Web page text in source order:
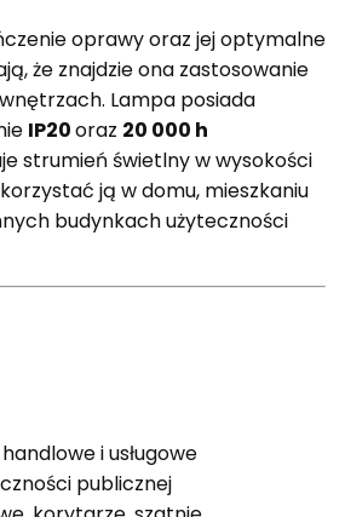
oprawy oraz jej optymalne
że znajdzie ona zastosowanie
Lampa posiada
IP20oraz 20 000 h
strumień świetlny w wysokości
ją w domu, mieszkaniu
budynkach użyteczności
i usługowe
publicznej